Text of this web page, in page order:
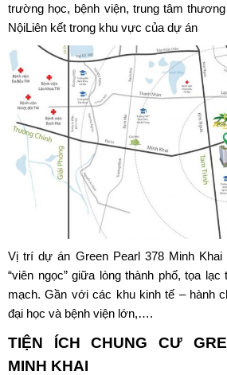
trường học, bệnh viện, trung tâm
NộiLiên kết trong khu vực của dự án
Vị trí dự án Green Pearl 378 Minh Khai
“viên ngọc” giữa lòng thành phố, tọa lạc
mạch. Gần với các khu kinh tế – hành
đại học và bệnh viện lớn,….
TIỆN ÍCH CHUNG CƯ
MINH KHAI